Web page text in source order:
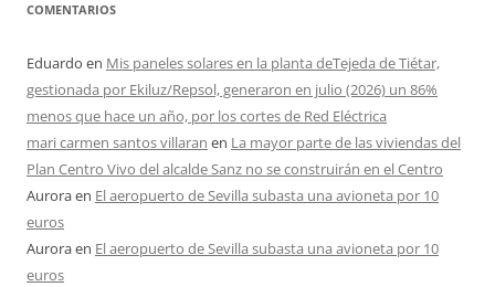
COMENTARIOS
Eduardo en Mis paneles solares en la planta deTejeda de Tiétar,
gestionada por Ekiluz/Repsol, generaron en julio (2026) un 86%
menos que hace un año, por los cortes de Red Eléctrica
mari carmen santos villaran en La mayor parte de las viviendas del
Plan Centro Vivo del alcalde Sanz no se construirán en el Centro
Auroraen El aeropuerto de Sevilla subasta una avioneta por 10
euros
Auroraen El aeropuerto de Sevilla subasta una avioneta por 10
euros